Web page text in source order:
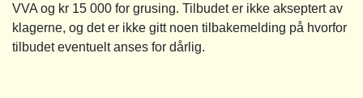
VVA og kr 15 000 for grusing. Tilbudet er ikke akseptert av
klagerne, og det er ikke gitt noen tilbakemelding på hvorfor
tilbudet eventuelt anses for dårlig.